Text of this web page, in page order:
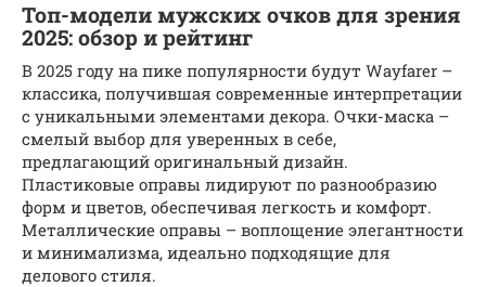
Топ-модели мужских очков для зрения
2025: обзор и рейтинг
В 2025 году на пике популярности будут Wayfarer –
классика, получившая современные интерпретации
с уникальными элементами декора. Очки-маска –
смелый выбор для уверенных в себе,
предлагающий оригинальный дизайн.
Пластиковые оправы лидируют по разнообразию
форм и цветов, обеспечивая легкость и комфорт.
Металлические оправы – воплощение элегантности
и минимализма, идеально подходящие для
делового стиля.